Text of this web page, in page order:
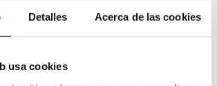
Detalles Acerca de las cookies
usa cookies